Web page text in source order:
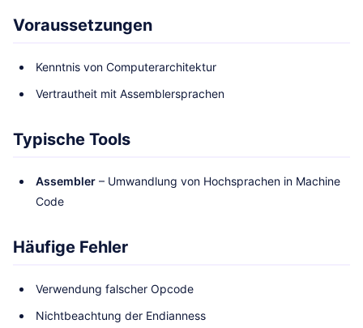
Voraussetzungen
Kenntnis von Computerarchitektur
Vertrautheit mit Assemblersprachen
Typische Tools
Assembler – Umwandlung von Hochsprachen in Machine
Code
Häufige Fehler
Verwendung falscher Opcode
Nichtbeachtung der Endianness